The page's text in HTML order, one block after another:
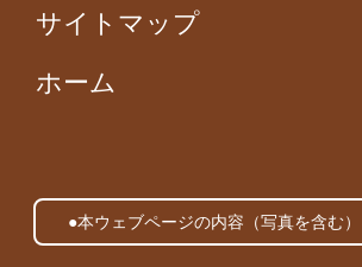
サイトマップ
ホーム
●本ウェブページの内容（写真を含む